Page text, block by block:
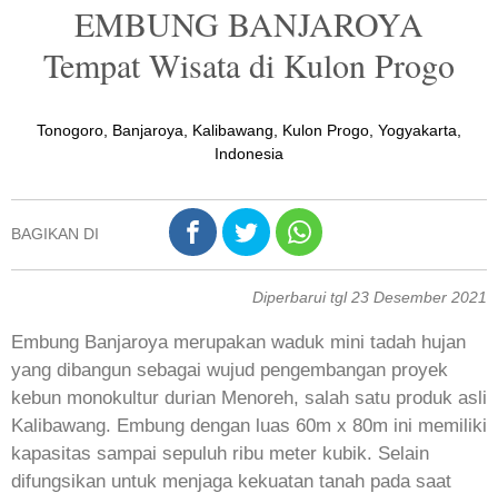
EMBUNG BANJAROYA
Tempat Wisata di Kulon Progo
Tonogoro, Banjaroya, Kalibawang, Kulon Progo, Yogyakarta,
Indonesia
BAGIKAN DI
Diperbarui tgl 23 Desember 2021
Embung Banjaroya merupakan waduk mini tadah hujan
yang dibangun sebagai wujud pengembangan proyek
kebun monokultur durian Menoreh, salah satu produk asli
Kalibawang. Embung dengan luas 60m x 80m ini memiliki
kapasitas sampai sepuluh ribu meter kubik. Selain
difungsikan untuk menjaga kekuatan tanah pada saat